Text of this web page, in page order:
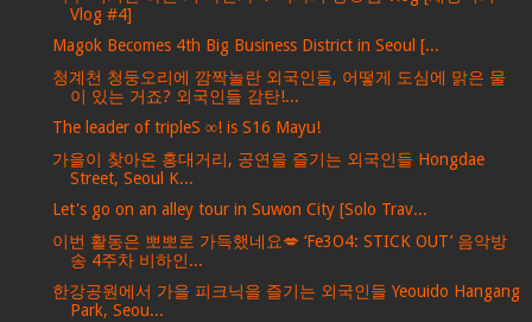
Vlog #4]
Magok Becomes 4th Big Business District in Seoul [...
청계천 청둥오리에 깜짝놀란 외국인들, 어떻게 도심에 맑은 물
이 있는 거죠? 외국인들 감탄!...
The leader of tripleS ∞! is S16 Mayu!
가을이 찾아온 홍대거리, 공연을 즐기는 외국인들 Hongdae
Street, Seoul K...
Let's go on an alley tour in Suwon City [Solo Trav...
이번 활동은 뽀뽀로 가득했네요💋 ‘Fe3O4: STICK OUT’ 음악방
송 4주차 비하인...
한강공원에서 가을 피크닉을 즐기는 외국인들 Yeouido Hangang
Park, Seou...